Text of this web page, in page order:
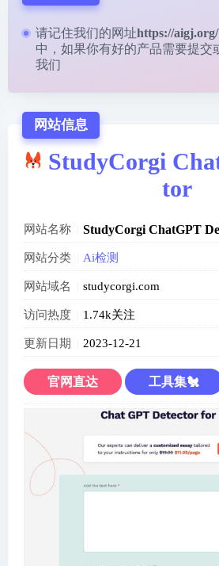
请记住我们的网址https://aigj.org/
中，如果你有好的产品需要提交
我们
网站信息
StudyCorgi
tor
网站名称 StudyCorgi ChatGPT
网站分类 Ai检测
网站域名 studycorgi.com
访问热度 1.74k关注
更新日期 2023-12-21
官网直达 工具集🐔